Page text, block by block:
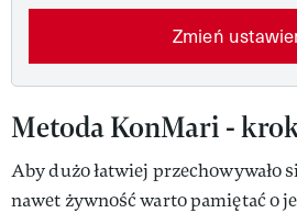
Zmień
Metoda KonMari -
Aby dużo łatwiej przechowywało
nawet żywność warto pamiętać o